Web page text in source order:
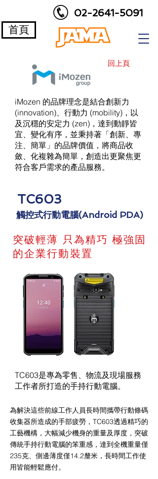
首頁
02-2641-5091
回上頁
iMozen 的品牌理念是結合創新力
(innovation)、行動力 (mobility)，以
及沉穩的安定力 (zen)，達到動靜皆
宜、變化有序，並秉持著「創新、專
注、簡單」的品牌價值，將商品收
斂、化複雜為簡單，創造出更聚焦更
符合客戶需求的產品服務。
TC603
觸控式行動電腦(Android PDA)
突破輕薄 只為精巧 極強固
的企業行動裝置
TC603是專為零售、物流及現場服務
工作者所打造的手持行動電腦。
為解決這些前線工作人員長時間攜帶行動條碼
收集器所造成的手部疲勞，TC603透過精巧的
工藝機構，大幅減少機身的重量及厚度，突破
傳統手持行動電腦的笨重感，達到全機重量僅
235克、側邊薄度僅14.2釐米，長時間工作使
用皆能輕鬆應付。